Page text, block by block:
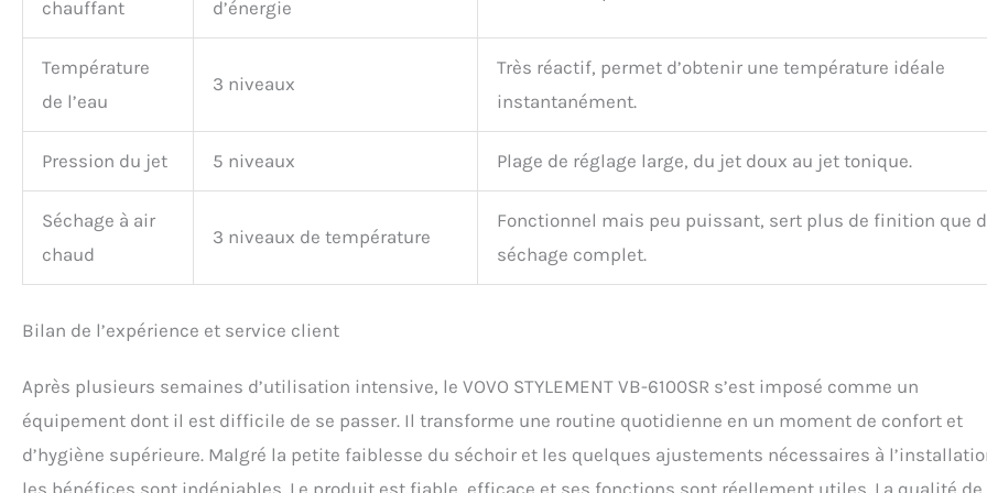
chauffant
d’énergie
Température
de l’eau
3 niveaux
Très réactif, permet d’obtenir une température idéale
instantanément.
Pression du jet 5 niveaux Plage de réglage large, du jet doux au jet tonique.
Séchage à air
chaud
3 niveaux de température
Fonctionnel mais peu puissant, sert plus de finition que
séchage complet.
Bilan de l’expérience et service client
Après plusieurs semaines d’utilisation intensive, le VOVO STYLEMENT VB-6100SR s’est imposé comme un
équipement dont il est difficile de se passer. Il transforme une routine quotidienne en un moment de confort et
d’hygiène supérieure. Malgré la petite faiblesse du séchoir et les quelques ajustements nécessaires à
les bénéfices sont indéniables. Le produit est fiable, efficace et ses fonctions sont réellement utiles. La qualité de